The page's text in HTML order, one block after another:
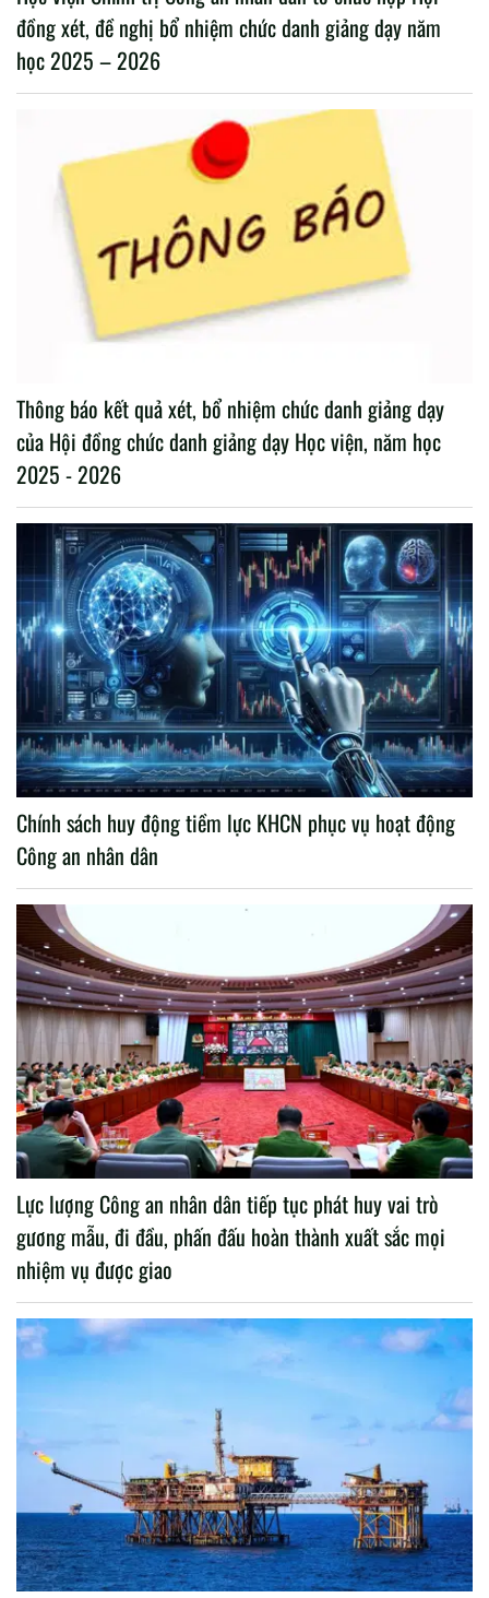
đồng xét, đề nghị bổ nhiệm chức danh giảng dạy năm
học 2025 – 2026
Thông báo kết quả xét, bổ nhiệm chức danh giảng dạy
của Hội đồng chức danh giảng dạy Học viện, năm học
2025 - 2026
Chính sách huy động tiềm lực KHCN phục vụ hoạt động
Công an nhân dân
Lực lượng Công an nhân dân tiếp tục phát huy vai trò
gương mẫu, đi đầu, phấn đấu hoàn thành xuất sắc mọi
nhiệm vụ được giao